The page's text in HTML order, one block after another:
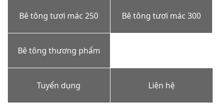
Bê tông tươi mác 250 Bê tông tươi mác 300
Bê tông thương phẩm
Tuyển dụng Liên hệ